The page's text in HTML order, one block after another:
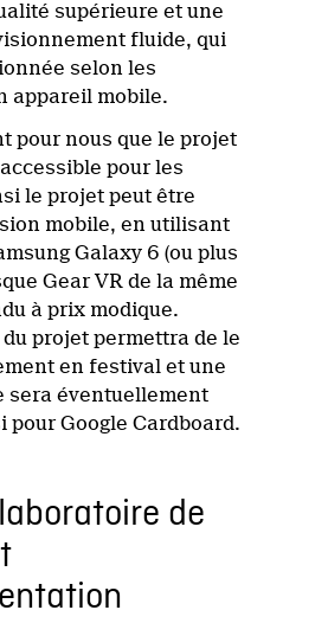
supérieure et une
fluide, qui
selon les
appareil mobile.
pour nous que le projet
pour les
le projet peut être
mobile, en utilisant
Galaxy 6 (ou plus
Gear VR de la même
à prix modique.
du projet permettra de le
en festival et une
sera éventuellement
pour Google Cardboard.
laboratoire de